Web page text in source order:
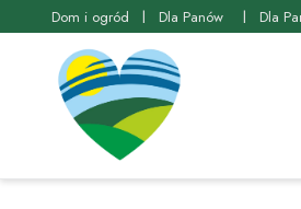
Dom i ogród Dla Panów Dla